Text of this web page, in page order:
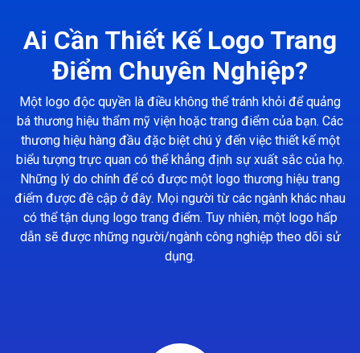
Ai Cần Thiết Kế Logo Trang
Điểm Chuyên Nghiệp?
Một logo độc quyền là điều không thể tránh khỏi để quảng
bá thương hiệu thẩm mỹ viện hoặc trang điểm của bạn. Các
thương hiệu hàng đầu đặc biệt chú ý đến việc thiết kế một
biểu tượng trực quan có thể khẳng định sự xuất sắc của họ.
Những lý do chính để có được một logo thương hiệu trang
điểm được đề cập ở đây. Mọi người từ các ngành khác nhau
có thể tận dụng logo trang điểm. Tuy nhiên, một logo hấp
dẫn sẽ được những người/ngành công nghiệp theo dõi sử
dụng.